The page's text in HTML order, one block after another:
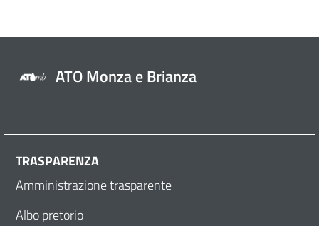
ATO Monza e Brianza
TRASPARENZA
Amministrazione trasparente
Albo pretorio